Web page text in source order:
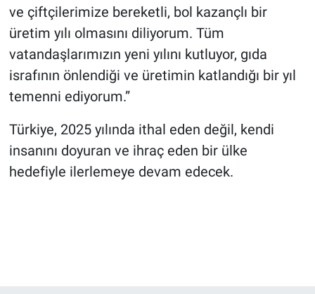
ve çiftçilerimize bereketli, bol kazançlı bir
üretim yılı olmasını diliyorum. Tüm
vatandaşlarımızın yeni yılını kutluyor, gıda
israfının önlendiği ve üretimin katlandığı bir yıl
temenni ediyorum.”
Türkiye, 2025 yılında ithal eden değil, kendi
insanını doyuran ve ihraç eden bir ülke
hedefiyle ilerlemeye devam edecek.